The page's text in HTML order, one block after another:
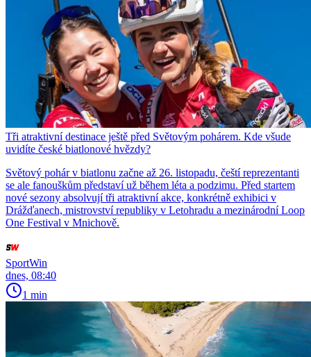
Tři atraktivní destinace ještě před Světovým pohárem. Kde všude
uvidíte české biatlonové hvězdy?
Světový pohár v biatlonu začne až 26. listopadu, čeští reprezentanti
se ale fanouškům představí už během léta a podzimu. Před startem
nové sezony absolvují tři atraktivní akce, konkrétně exhibici v
Drážďanech, mistrovství republiky v Letohradu a mezinárodní Loop
One Festival v Mnichově.
SportWin
dnes, 08:40
1 min